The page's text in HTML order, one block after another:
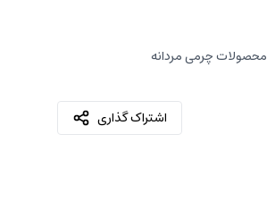
محصولات چرمی مردانه
اشتراک گذاری